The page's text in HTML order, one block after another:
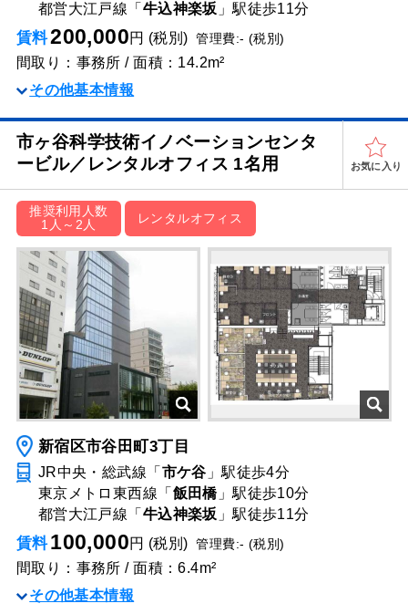
都営大江戸線「 牛込神楽坂 」駅徒歩11分
賃料200,000円 (税別)管理費:- (税別)
間取り：事務所 / 面積：14.2m²
その他基本情報
市ヶ谷科学技術イノベーションセンタ
ービル／レンタルオフィス 1名用
お気に入り
推奨利用人数
1人～2人
レンタルオフィス
新宿区市谷田町3丁目
JR中央・総武線「 市ケ谷 」駅徒歩4分
東京メトロ東西線「 飯田橋」駅徒歩10分
都営大江戸線「 牛込神楽坂 」駅徒歩11分
賃料100,000円 (税別)管理費:- (税別)
間取り：事務所 / 面積：6.4m²
その他基本情報